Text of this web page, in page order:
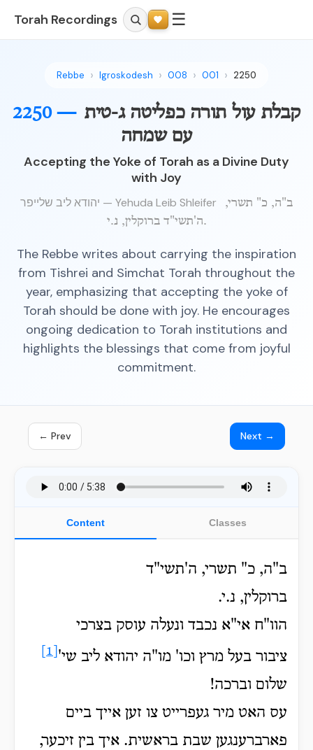
Torah Recordings ☰
Rebbe Igroskodesh 008 001 2250
2250 — קבלת עול תורה כפליטה ג-טית
עם שמחה
Accepting the Yoke of Torah as a Divine Duty
with Joy
יהודא ליב שלייפר — Yehuda Leib Shleifer
ב"ה, כ" תשרי,
ה'תשי"ד ברוקלין, נ.י.
The Rebbe writes about carrying the inspiration
from Tishrei and Simchat Torah throughout the
year, emphasizing that accepting the yoke of
Torah should be done with joy. He encourages
ongoing dedication to Torah institutions and
highlights the blessings that come from joyful
commitment.
← Prev Next →
Content Classes
ב"ה, כ" תשרי, ה'תשי"ד
ברוקלין, נ.י.
הוו"ח אי"א נכבד ונעלה עוסק בצרכי
ציבור בעל מרץ וכו' מו"ה יהודא ליב שי'
שלום וברכה!
עס האט מיר געפרייט צו זען אייך ביים
פארברענגען שבת בראשית. איך בין זיכער,